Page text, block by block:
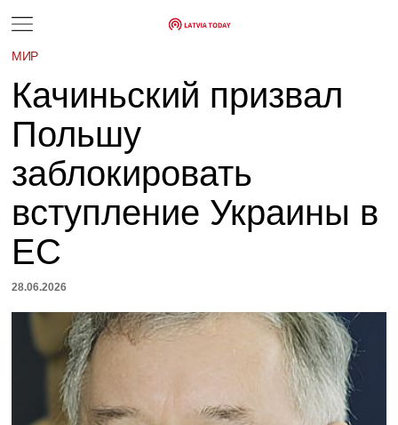
МИР
Качиньский призвал
Польшу
заблокировать
вступление Украины в
ЕС
28.06.2026